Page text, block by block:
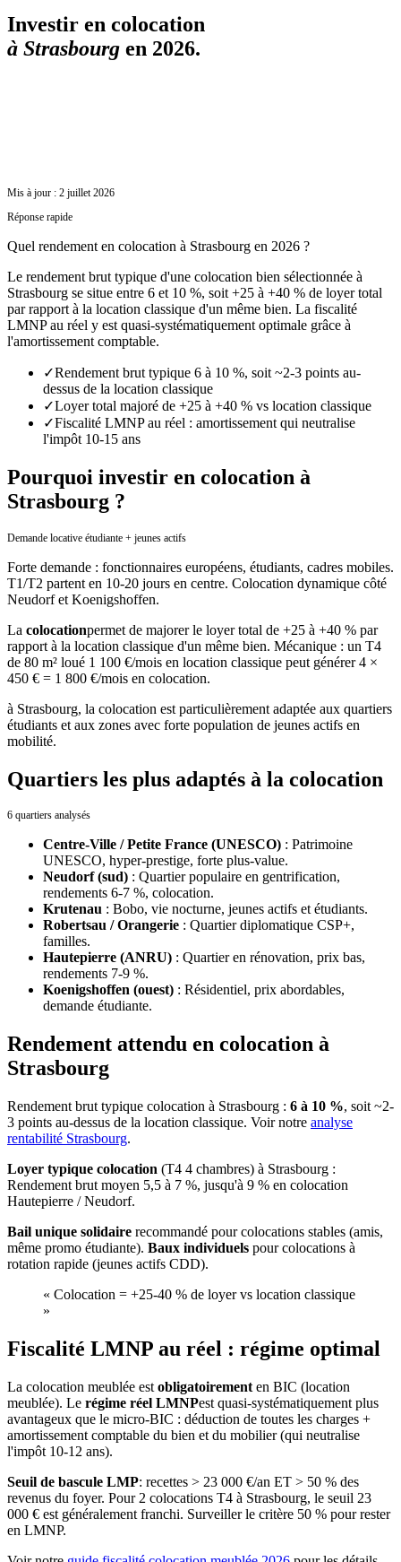
Investir en colocation
à Strasbourg en 2026.
Mis à jour : 2 juillet 2026
Réponse rapide
Quel rendement en colocation à Strasbourg en 2026 ?
Le rendement brut typique d'une colocation bien sélectionnée à
Strasbourg se situe entre 6 et 10 %, soit +25 à +40 % de loyer total
par rapport à la location classique d'un même bien. La fiscalité
LMNP au réel y est quasi-systématiquement optimale grâce à
l'amortissement comptable.
✓Rendement brut typique 6 à 10 %, soit ~2-3 points au-
dessus de la location classique
✓Loyer total majoré de +25 à +40 % vs location classique
✓Fiscalité LMNP au réel : amortissement qui neutralise
l'impôt 10-15 ans
Pourquoi investir en colocation à
Strasbourg ?
Demande locative étudiante + jeunes actifs
Forte demande : fonctionnaires européens, étudiants, cadres mobiles.
T1/T2 partent en 10-20 jours en centre. Colocation dynamique côté
Neudorf et Koenigshoffen.
La colocationpermet de majorer le loyer total de +25 à +40 % par
rapport à la location classique d'un même bien. Mécanique : un T4
de 80 m² loué 1 100 €/mois en location classique peut générer 4 ×
450 € = 1 800 €/mois en colocation.
à Strasbourg, la colocation est particulièrement adaptée aux quartiers
étudiants et aux zones avec forte population de jeunes actifs en
mobilité.
Quartiers les plus adaptés à la colocation
6 quartiers analysés
Centre-Ville / Petite France (UNESCO) : Patrimoine
UNESCO, hyper-prestige, forte plus-value.
Neudorf (sud) : Quartier populaire en gentrification,
rendements 6-7 %, colocation.
Krutenau : Bobo, vie nocturne, jeunes actifs et étudiants.
Robertsau / Orangerie : Quartier diplomatique CSP+,
familles.
Hautepierre (ANRU) : Quartier en rénovation, prix bas,
rendements 7-9 %.
Koenigshoffen (ouest) : Résidentiel, prix abordables,
demande étudiante.
Rendement attendu en colocation à
Strasbourg
Rendement brut typique colocation à Strasbourg : 6 à 10 %, soit ~2-
3 points au-dessus de la location classique. Voir notre analyse
rentabilité Strasbourg.
Loyer typique colocation (T4 4 chambres) à Strasbourg :
Rendement brut moyen 5,5 à 7 %, jusqu'à 9 % en colocation
Hautepierre / Neudorf.
Bail unique solidaire recommandé pour colocations stables (amis,
même promo étudiante). Baux individuels pour colocations à
rotation rapide (jeunes actifs CDD).
« Colocation = +25-40 % de loyer vs location classique
»
Fiscalité LMNP au réel : régime optimal
La colocation meublée est obligatoirement en BIC (location
meublée). Le régime réel LMNPest quasi-systématiquement plus
avantageux que le micro-BIC : déduction de toutes les charges +
amortissement comptable du bien et du mobilier (qui neutralise
l'impôt 10-12 ans).
Seuil de bascule LMP: recettes > 23 000 €/an ET > 50 % des
revenus du foyer. Pour 2 colocations T4 à Strasbourg, le seuil 23
000 € est généralement franchi. Surveiller le critère 50 % pour rester
en LMNP.